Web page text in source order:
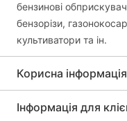
бензинові
бензорізи,
культиватори та ін.
Корисна інформація
Інформація для